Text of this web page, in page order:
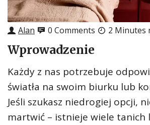
Alan 0 Comments 2 Minutes
Wprowadzenie
Każdy z nas potrzebuje
światła na swoim biurku lub
Jeśli szukasz niedrogiej opcji,
martwić – istnieje wiele tanich